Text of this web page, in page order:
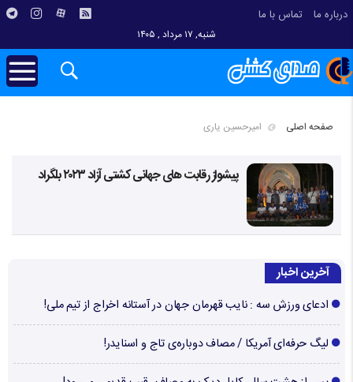
درباره ما تماس با ما
شنبه, ۱۷ مرداد , ۱۴۰۵
صفحه اصلی امیرحسین یاری
پیشواز رقابت های جهانی کشتی آزاد ۲۰۲۳ بلگراد
آخرین اخبار
ادعای ورزش سه : نایب قهرمان جهان در آستانه اخراج از تیم ملی!
لیگ حرفه‌ای آمریکا / مصاف دوباره‌ی تاج و اسنایدر!